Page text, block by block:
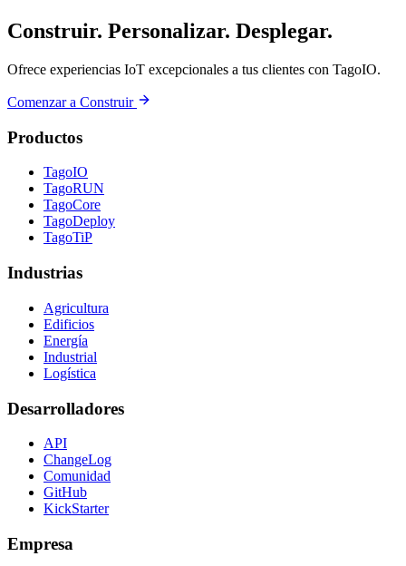
Construir. Personalizar. Desplegar.
Ofrece experiencias IoT excepcionales a tus clientes con TagoIO.
Comenzar a Construir
Productos
TagoIO
TagoRUN
TagoCore
TagoDeploy
TagoTiP
Industrias
Agricultura
Edificios
Energía
Industrial
Logística
Desarrolladores
API
ChangeLog
Comunidad
GitHub
KickStarter
Empresa